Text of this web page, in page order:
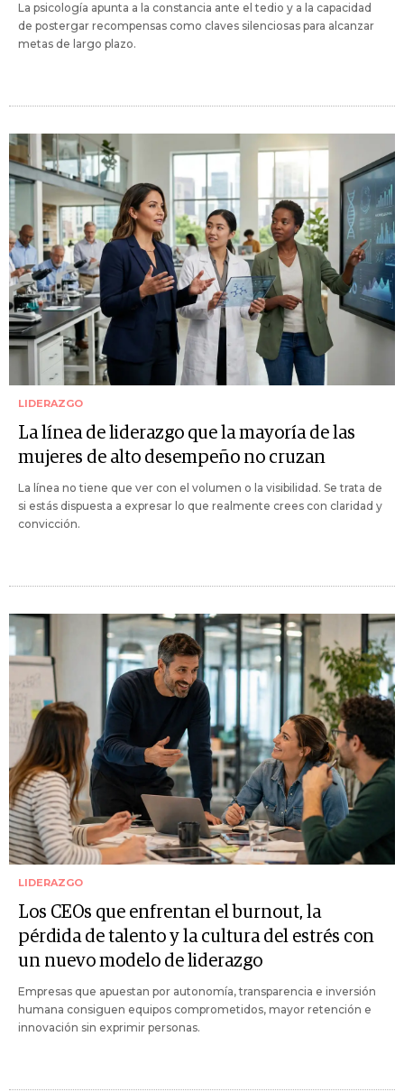
La psicología apunta a la constancia ante el tedio y a la capacidad
de postergar recompensas como claves silenciosas para alcanzar
metas de largo plazo.
LIDERAZGO
La línea de liderazgo que la mayoría de las
mujeres de alto desempeño no cruzan
La línea no tiene que ver con el volumen o la visibilidad. Se trata de
si estás dispuesta a expresar lo que realmente crees con claridad y
convicción.
LIDERAZGO
Los CEOs que enfrentan el burnout, la
pérdida de talento y la cultura del estrés con
un nuevo modelo de liderazgo
Empresas que apuestan por autonomía, transparencia e inversión
humana consiguen equipos comprometidos, mayor retención e
innovación sin exprimir personas.